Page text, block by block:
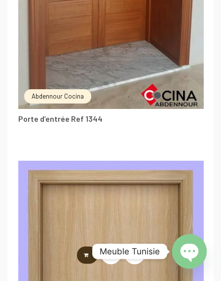
Abdennour Cocina
Porte d’entrée Ref 1344
LIRE LA SUITE
Meuble Tunisie